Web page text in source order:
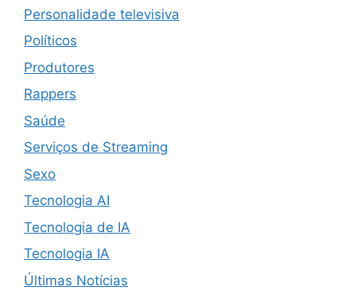
Personalidade televisiva
Políticos
Produtores
Rappers
Saúde
Serviços de Streaming
Sexo
Tecnologia AI
Tecnologia de IA
Tecnologia IA
Últimas Notícias